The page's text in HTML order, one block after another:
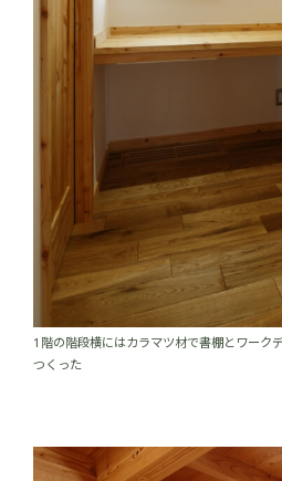
1階の階段横にはカラマツ材で書棚とワーク
つくった